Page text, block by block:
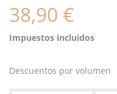
38,90 €
Impuestos incluidos
Descuentos por volumen